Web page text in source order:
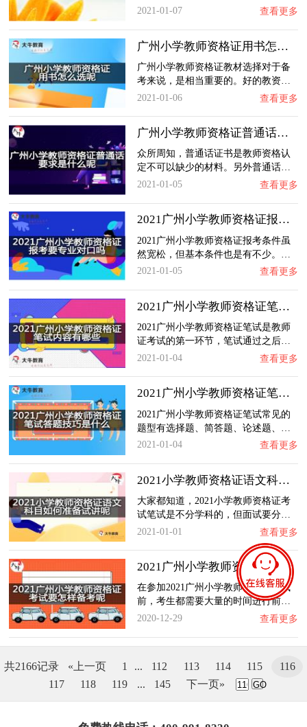
2021-01-07
查看更多
广州小学教师资格证用书怎么选呢？
广州小学教师资格证教材选择对于备
考来说，是相当重要的。好的教资…
2021-01-06
查看更多
广州小学教师资格证普通话要求是什么呢？
众所周知，普通话证书是教师资格认
定不可以缺少的材料。另外普通话…
2021-01-05
查看更多
2021广州小学教师资格证报考要专业对口吗？
2021广州小学教师资格证报考条件虽
然宽松，但基本条件也是有不少。…
2021-01-05
查看更多
2021广州小学教师资格证笔试内容有哪些？
2021广州小学教师资格证笔试是教师
证考试的第一环节，笔试通过之后…
2021-01-04
查看更多
2021广州小学教师资格证笔试答题技巧是什么？…
2021广州小学教师资格证笔试常见的
题型有选择题、简答题、论述题、…
2021-01-04
查看更多
2021小学教师资格证语文科目如何准备试讲呢？…
大家都知道，2021小学教师资格证考
试笔试是不分学科的，但面试要分…
2021-01-01
查看更多
2021广州小学教师资格证考试要怎样备考呢？
在参加2021广州小学教师资格证考试
前，考生都需要大量的时间进行前…
2020-12-29
查看更多
共2166记录 «上一页 1 ... 112 113 114 115
116
117
118 119 ... 145 下一页» GO